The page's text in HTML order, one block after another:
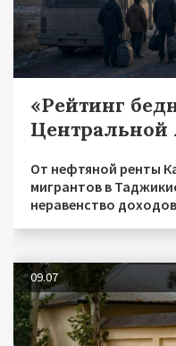
«Рейтинг
Центральной
От нефтяной ренты
мигрантов в
неравенство
09.07